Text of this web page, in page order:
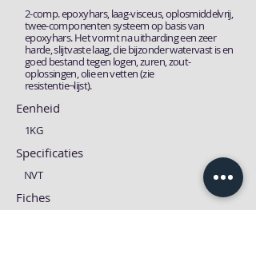
2-comp. epoxyhars, laag-visceus, oplosmiddelvrij,
twee-componenten systeem op basis van
epoxyhars. Het vormt na uitharding een zeer
harde, slijtvaste laag, die bijzonder watervast is en
goed bestand tegen logen, zuren, zout-
oplossingen, olie en vetten (zie
resistentie¬lijst).
Eenheid
1KG
Specificaties
NVT
Fiches